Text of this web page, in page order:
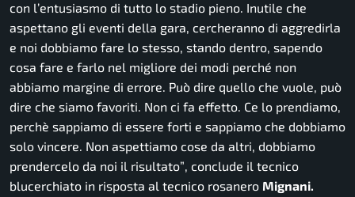
con l’entusiasmo di tutto lo stadio pieno. Inutile che
aspettano gli eventi della gara, cercheranno di aggredirla
e noi dobbiamo fare lo stesso, stando dentro, sapendo
cosa fare e farlo nel migliore dei modi perché non
abbiamo margine di errore. Può dire quello che vuole, può
dire che siamo favoriti. Non ci fa effetto. Ce lo prendiamo,
perchè sappiamo di essere forti e sappiamo che dobbiamo
solo vincere. Non aspettiamo cose da altri, dobbiamo
prendercelo da noi il risultato”, conclude il tecnico
blucerchiato in risposta al tecnico rosanero Mignani.